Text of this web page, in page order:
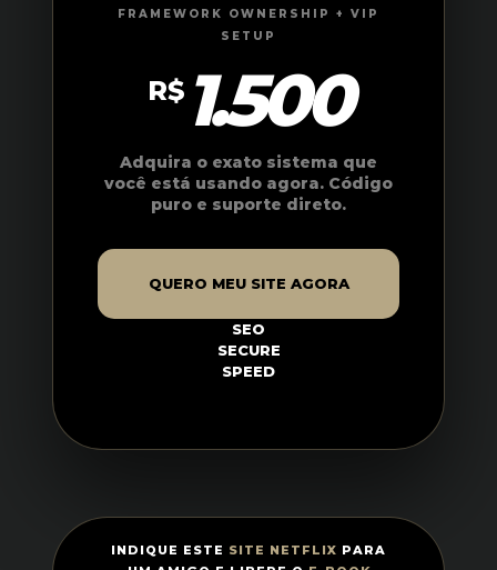
FRAMEWORK OWNERSHIP + VIP
SETUP
R$ 1.500
Adquira o exato sistema que
você está usando agora. Código
puro e suporte direto.
QUERO MEU SITE AGORA
SEO
SECURE
SPEED
INDIQUE ESTE SITE NETFLIX PARA